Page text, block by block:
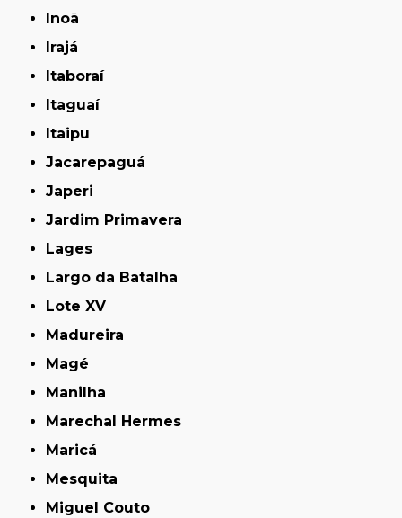
Inoã
Irajá
Itaboraí
Itaguaí
Itaipu
Jacarepaguá
Japeri
Jardim Primavera
Lages
Largo da Batalha
Lote XV
Madureira
Magé
Manilha
Marechal Hermes
Maricá
Mesquita
Miguel Couto